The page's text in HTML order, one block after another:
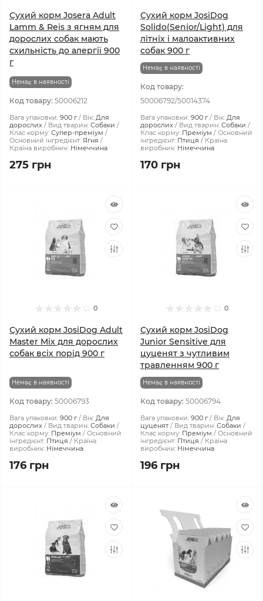
Сухий корм Josera Adult
Lamm & Reis з ягням для
дорослих собак мають
схильність до алергії 900
г
Немає в наявності
Код товару: 50006212
Вага упаковки: 900 г Вік: Для
дорослих
Вид тварин: Собаки
Клас корму: Супер-преміум
Основний інгредієнт: Ягня
Країна виробник: Німеччина
275 грн
Сухий корм JosiDog
Solido(Senior/Light) для
літніх і малоактивних
собак 900 г
Немає в наявності
Код товару:
50006792/50014374
Вага упаковки: 900 г Вік: Для
дорослих
Вид тварин: Собаки
Клас корму: Преміум
Основний
інгредієнт: Птиця
Країна
виробник: Німеччина
170 грн
0
Сухий корм JosiDog Adult
Master Mix для дорослих
собак всіх порід 900 г
Немає в наявності
Код товару: 50006793
Вага упаковки: 900 г Вік: Для
дорослих
Вид тварин: Собаки
Клас корму: Преміум
Основний
інгредієнт: Птиця
Країна
виробник: Німеччина
176 грн
0
Сухий корм JosiDog
Junior Sensitive для
цуценят з чутливим
травленням 900 г
Немає в наявності
Код товару: 50006794
Вага упаковки: 900 г Вік: Для
цуценят
Вид тварин: Собаки
Клас корму: Преміум
Основний
інгредієнт: Птиця
Країна
виробник: Німеччина
196 грн